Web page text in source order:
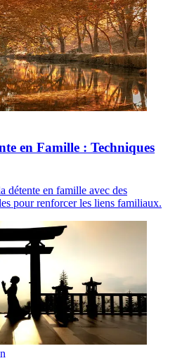
en Famille : Techniques
détente en famille avec des
pour renforcer les liens familiaux.